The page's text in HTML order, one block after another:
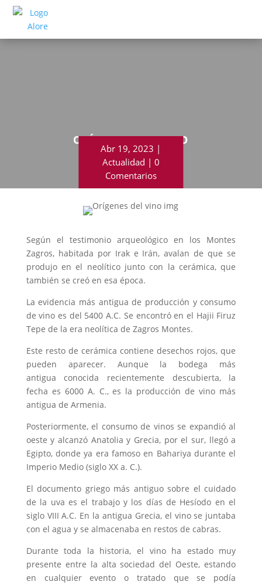
ORÍGENES DEL VINO
Abr 19, 2023
Actualidad
0
Comentarios
Según el testimonioarqueológico en los Montes
Zagros, habitada por Irak e Irán, avalan de que se
produjo en el neolítico junto con la cerámica, que
también se creó en esa época.
Laevidencia más antigua de producción yconsumo
devino es del 5400 A.C. Se encontró en el Hajii Firuz
Tepe de la era neolítica de Zagros Montes.
Este resto de cerámica contiene desechos rojos,que
pueden aparecer. Aunque la bodega más
antigua
conocida recientemente descubierta, la
fecha es 6000 A. C., es la producción devino más
antigua de Armenia.
Posteriormente, el consumode vinos se expandió al
oeste y alcanzó Anatolia y Grecia, por el sur, llegó a
Egipto, donde ya era famoso en Bahariya durante el
ImperioMedio (sigloXX a. C.).
Eldocumento griegomás antiguo sobre elcuidado
de la uva es el trabajoy los días de Hesíodo en el
sigloVIII A.C. En la antigua Grecia, el vinose juntaba
con el agua y se almacenaba en restos de cabras.
Durante toda la historia, el vino ha estado muy
presente entre la alta sociedad del Oeste, estando
en cualquier evento o tratado que se podía